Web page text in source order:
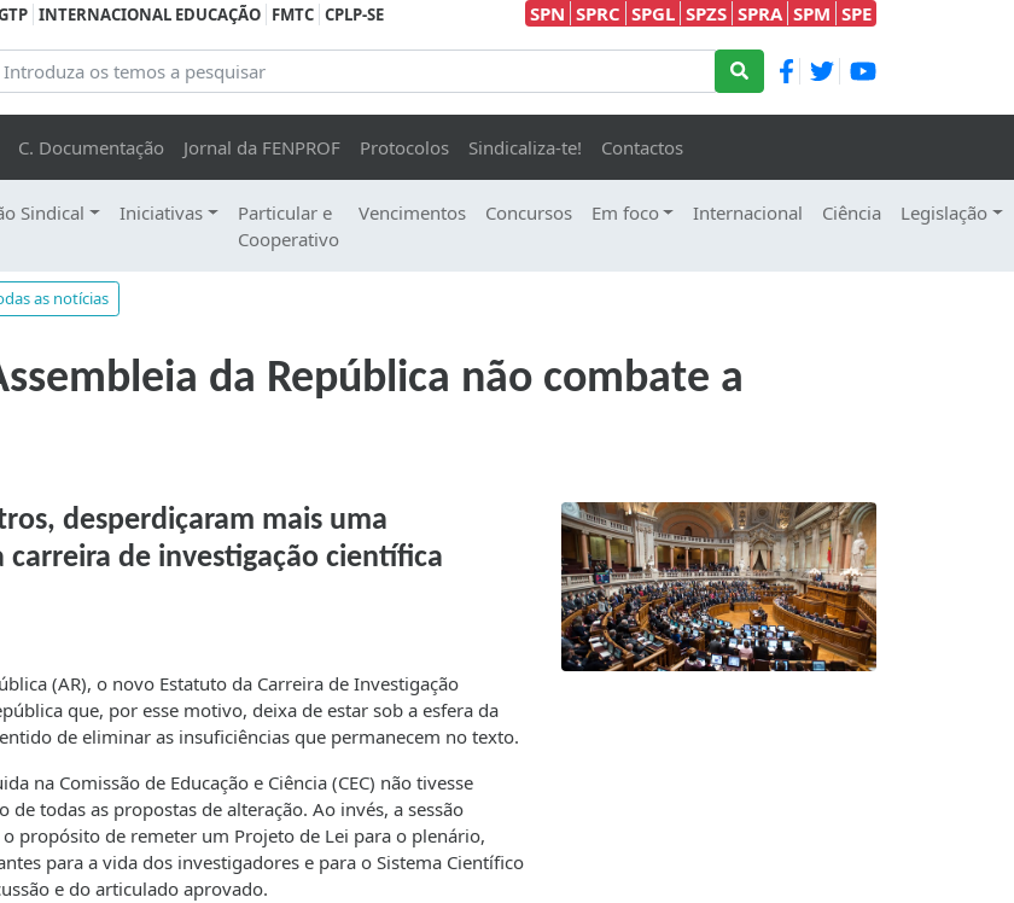
INTERNACIONAL EDUCAÇÃO FMTC CPLP-SE SPN SPRC SPGL SPZS SPRA SPM SPE
C. Documentação Jornal da FENPROF Protocolos Sindicaliza-te! Contactos
Sindical Iniciativas
Particular e
Cooperativo
Vencimentos Concursos Em foco Internacional Ciência Legislação
as notícias
da República não combate a
desperdiçaram mais uma
de investigação científica
(AR), o novo Estatuto da Carreira de Investigação
que, por esse motivo, deixa de estar sob a esfera da
de eliminar as insuficiências que permanecem no texto.
na Comissão de Educação e Ciência (CEC) não tivesse
todas as propostas de alteração. Ao invés, a sessão
propósito de remeter um Projeto de Lei para o plenário,
para a vida dos investigadores e para o Sistema Científico
e do articulado aprovado.